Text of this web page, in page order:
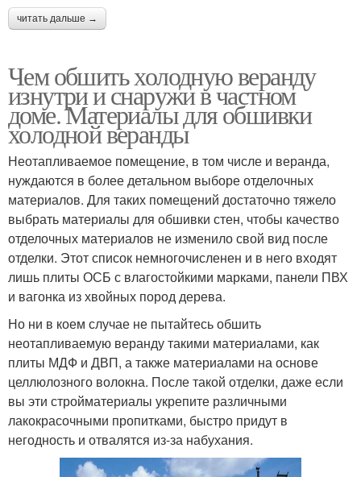
читать дальше →
Чем обшить холодную веранду
изнутри и снаружи в частном
доме. Материалы для обшивки
холодной веранды
Неотапливаемое помещение, в том числе и веранда,
нуждаются в более детальном выборе отделочных
материалов. Для таких помещений достаточно тяжело
выбрать материалы для обшивки стен, чтобы качество
отделочных материалов не изменило свой вид после
отделки. Этот список немногочисленен и в него входят
лишь плиты ОСБ с влагостойкими марками, панели ПВХ
и вагонка из хвойных пород дерева.
Но ни в коем случае не пытайтесь обшить
неотапливаемую веранду такими материалами, как
плиты МДФ и ДВП, а также материалами на основе
целлюлозного волокна. После такой отделки, даже если
вы эти стройматериалы укрепите различными
лакокрасочными пропитками, быстро придут в
негодность и отвалятся из-за набухания.